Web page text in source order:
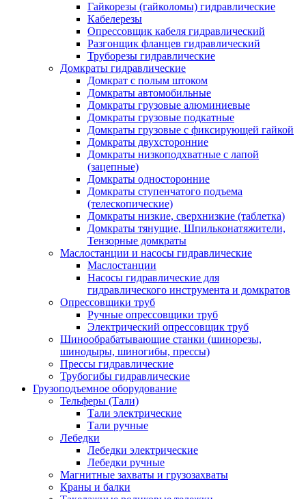
Гайкорезы (гайколомы) гидравлические
Кабелерезы
Опрессовщик кабеля гидравлический
Разгонщик фланцев гидравлический
Труборезы гидравлические
Домкраты гидравлические
Домкрат с полым штоком
Домкраты автомобильные
Домкраты грузовые алюминиевые
Домкраты грузовые подкатные
Домкраты грузовые с фиксирующей гайкой
Домкраты двухсторонние
Домкраты низкоподхватные с лапой
(зацепные)
Домкраты односторонние
Домкраты ступенчатого подъема
(телескопические)
Домкраты низкие, сверхнизкие (таблетка)
Домкраты тянущие, Шпильконатяжители,
Тензорные домкраты
Маслостанции и насосы гидравлические
Маслостанции
Насосы гидравлические для
гидравлического инструмента и домкратов
Опрессовщики труб
Ручные опрессовщики труб
Электрический опрессовщик труб
Шинообрабатывающие станки (шинорезы,
шинодыры, шиногибы, прессы)
Прессы гидравлические
Трубогибы гидравлические
Грузоподъемное оборудование
Тельферы (Тали)
Тали электрические
Тали ручные
Лебедки
Лебедки электрические
Лебедки ручные
Магнитные захваты и грузозахваты
Краны и балки